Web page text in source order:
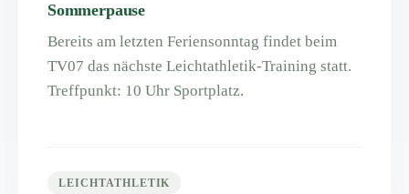
Sommerpause
Bereits am letzten Feriensonntag findet beim
TV07 das nächste Leichtathletik-Training statt.
Treffpunkt: 10 Uhr Sportplatz.
LEICHTATHLETIK